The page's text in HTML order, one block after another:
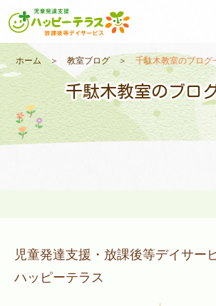
私たちについて
未就学のお子さま（０〜６才
小学生〜高校生のお子さま
支援事例
ご利用について
ホーム ＞教室ブログ ＞千駄木教室のブログ
千駄木教室のブロ
児童発達支援・放課後等デイサー
ハッピーテラス